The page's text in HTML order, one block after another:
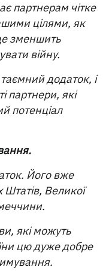
партнерам чітке
цілями, як
зменшить
війну.
додаток, і
партнери, які
потенціал
Його вже
Великої
які можуть
цю дуже добре